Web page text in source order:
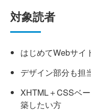
対象読者
はじめてWebサイ
デザイン部分も担
XHTML＋CSSベ
築したい方